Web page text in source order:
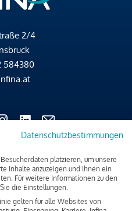
2/4
584380
& Cookies
& rechtliche Hinweise
Datenschutzbestimmungen
platzieren, um unsere
Inhalte anzuzeigen und Ihnen ein
Für weitere Informationen zu den
die Einstellungen.
gelten für alle Websites von